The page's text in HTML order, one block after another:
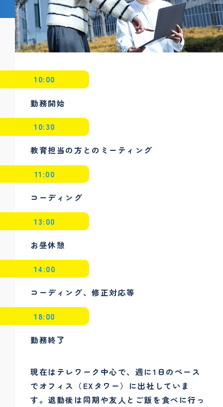
10:00
勤務開始
10:30
教育担当の方とのミーティング
11:00
コーディング
13:00
お昼休憩
14:00
コーディング、修正対応等
18:00
勤務終了
現在はテレワーク中心で、週に1日のペース
でオフィス（EXタワー）に出社していま
す。退勤後は同期や友人とご飯を食べに行っ